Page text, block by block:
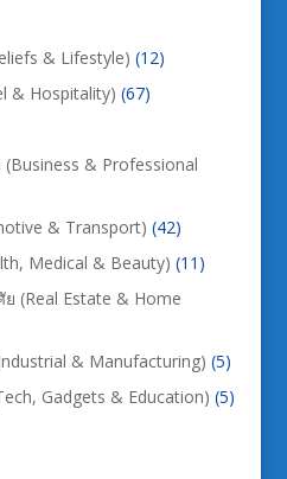
& Lifestyle) (12)
& Hospitality) (67)
& Professional
& Transport) (42)
Medical & Beauty) (11)
(Real Estate & Home
& Manufacturing) (5)
Gadgets & Education) (5)